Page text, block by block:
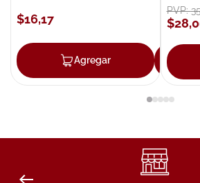
$16,17
Agregar
PVP:
$28,